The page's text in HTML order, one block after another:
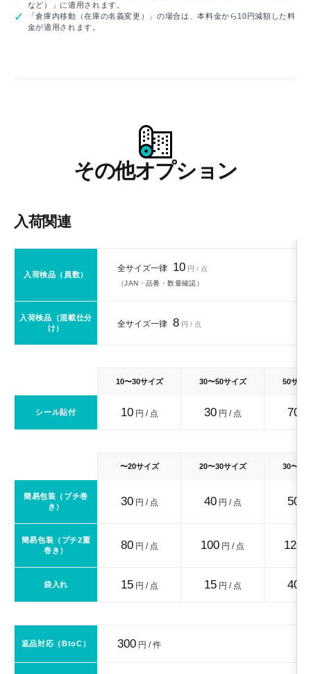
など）」に適用されます。
「倉庫内移動（在庫の名義変更）」の場合は、本料金から10円減額した料
金が適用されます。
その他オプション
入荷関連
入荷検品（員数）
全サイズ一律 10 円 / 点
（JAN・品番・数量確認）
入荷検品（混載仕分
け）
全サイズ一律 8 円 / 点
10〜30サイズ 30〜50サイズ 50サイ
シール貼付 10 円 / 点 30 円 / 点 70
〜20サイズ 20〜30サイズ 30〜40
簡易包装（プチ巻
き）
30 円 / 点 40 円 / 点 50
簡易包装（プチ2重
巻き）
80 円 / 点 100 円 / 点 120
袋入れ 15 円 / 点 15 円 / 点 40
返品対応（BtoC） 300 円 / 件